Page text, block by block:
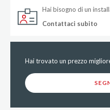
Hai bisogno di un
Contattaci subito
Hai trovato un prezzo